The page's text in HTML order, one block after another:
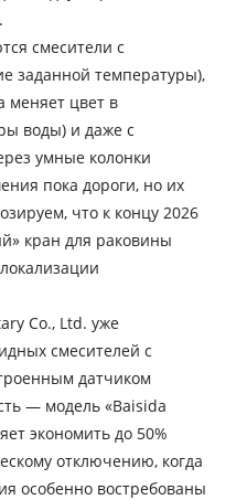
смесители с
заданной температуры),
меняет цвет в
воды) и даже с
умные колонки
пока дороги, но их
что к концу 2026
кран для раковины
Co., Ltd. уже
смесителей с
датчиком
— модель «Baisida
экономить до 50%
отключению, когда
особенно востребованы